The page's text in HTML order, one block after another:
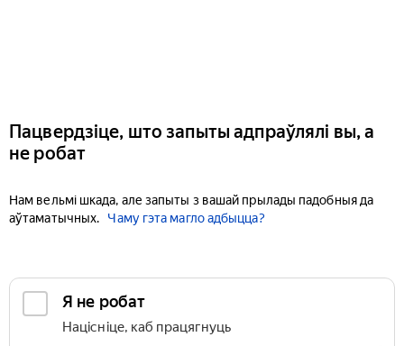
Пацвердзіце, што запыты адпраўлялі вы, а
не робат
Нам вельмі шкада, але запыты з вашай прылады падобныя да
аўтаматычных.
Чаму гэта магло адбыцца?
Я не робат
Націсніце, каб працягнуць